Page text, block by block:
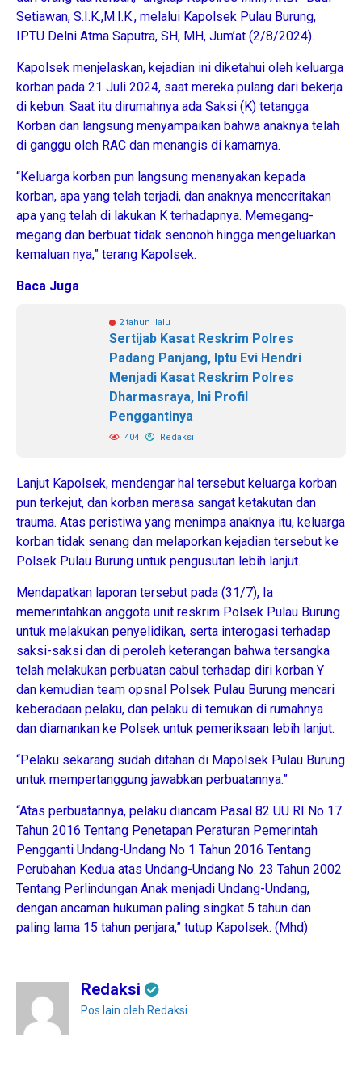
Setiawan, S.I.K.,M.I.K., melalui Kapolsek Pulau Burung,
IPTU Delni Atma Saputra, SH, MH, Jum’at (2/8/2024).
Kapolsek menjelaskan, kejadian ini diketahui oleh keluarga
korban pada 21 Juli 2024, saat mereka pulang dari bekerja
di kebun. Saat itu dirumahnya ada Saksi (K) tetangga
Korban dan langsung menyampaikan bahwa anaknya telah
di ganggu oleh RAC dan menangis di kamarnya.
“Keluarga korban pun langsung menanyakan kepada
korban, apa yang telah terjadi, dan anaknya menceritakan
apa yang telah di lakukan K terhadapnya. Memegang-
megang dan berbuat tidak senonoh hingga mengeluarkan
kemaluan nya,” terang Kapolsek.
Baca Juga
2 tahun lalu
Sertijab Kasat Reskrim Polres
Padang Panjang, Iptu Evi Hendri
Menjadi Kasat Reskrim Polres
Dharmasraya, Ini Profil
Penggantinya
404 Redaksi
Lanjut Kapolsek, mendengar hal tersebut keluarga korban
pun terkejut, dan korban merasa sangat ketakutan dan
trauma. Atas peristiwa yang menimpa anaknya itu, keluarga
korban tidak senang dan melaporkan kejadian tersebut ke
Polsek Pulau Burung untuk pengusutan lebih lanjut.
Mendapatkan laporan tersebut pada (31/7), Ia
memerintahkan anggota unit reskrim Polsek Pulau Burung
untuk melakukan penyelidikan, serta interogasi terhadap
saksi-saksi dan di peroleh keterangan bahwa tersangka
telah melakukan perbuatan cabul terhadap diri korban Y
dan kemudian team opsnal Polsek Pulau Burung mencari
keberadaan pelaku, dan pelaku di temukan di rumahnya
dan diamankan ke Polsek untuk pemeriksaan lebih lanjut.
“Pelaku sekarang sudah ditahan di Mapolsek Pulau Burung
untuk mempertanggung jawabkan perbuatannya.”
“Atas perbuatannya, pelaku diancam Pasal 82 UU RI No 17
Tahun 2016 Tentang Penetapan Peraturan Pemerintah
Pengganti Undang-Undang No 1 Tahun 2016 Tentang
Perubahan Kedua atas Undang-Undang No. 23 Tahun 2002
Tentang Perlindungan Anak menjadi Undang-Undang,
dengan ancaman hukuman paling singkat 5 tahun dan
paling lama 15 tahun penjara,” tutup Kapolsek. (Mhd)
Redaksi
Pos lain oleh Redaksi